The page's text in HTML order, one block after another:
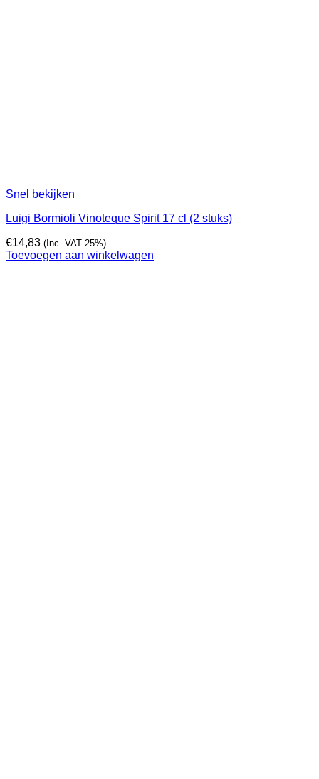
Snel bekijken
Luigi Bormioli Vinoteque Spirit 17 cl (2 stuks)
€14,83 (Inc. VAT 25%)
Toevoegen aan winkelwagen